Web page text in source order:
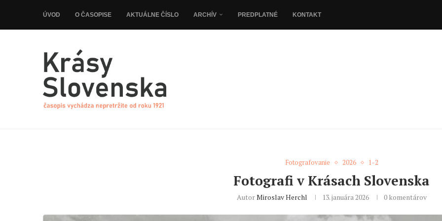
ÚVOD O ČASOPISE AKTUÁLNE ČÍSLO ARCHÍV PREDPLATNÉ KONTAKT
Fotografovanie 2026 1-2
Fotografi v Krásach Slovenska
AutorMiroslav Herchl 13. januára 2026 0 komentárov